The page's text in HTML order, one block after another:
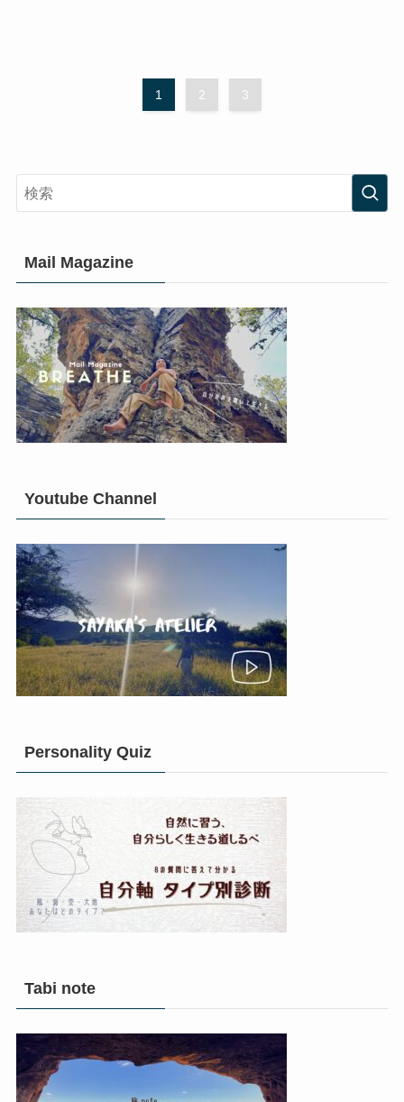
1 2 3
Mail Magazine
Youtube Channel
Personality Quiz
Tabi note